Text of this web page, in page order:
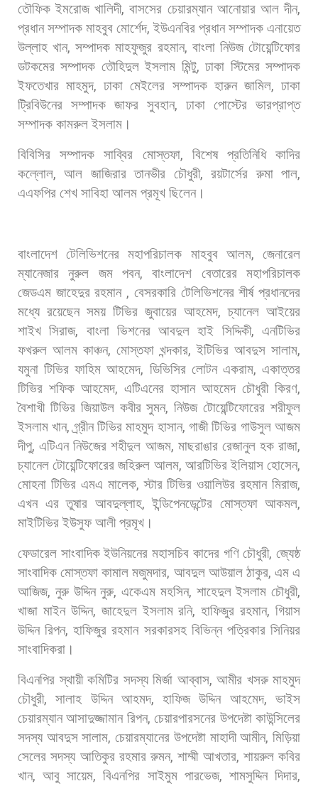
তৌফিক ইমরোজ খালিদী,বাসসের চেয়ারম্যান আনোয়ার আল দীন,
প্রধান সম্পাদক মাহবুব মোর্শেদ,ইউএনবির প্রধান সম্পাদক এনায়েত
উল্লাহ খান,সম্পাদক মাহফুজুর রহমান, বাংলা নিউজ টোয়েন্টিফোর
ডটকমের সম্পাদক তৌহিদুল ইসলাম মিন্টু,ঢাকা স্টিমের সম্পাদক
ইফতেখার মাহমুদ,ঢাকা মেইলের সম্পাদক হারুন জামিল,ঢাকা
ট্রিবিউনের সম্পাদক জাফর সুবহান, ঢাকা পোস্টের ভারপ্রাপ্ত
সম্পাদক কামরুল ইসলাম।
বিবিসির সম্পাদক সাব্বির মোস্তফা, বিশেষ প্রতিনিধি
কাদির
কল্লোল,আল জাজিরার তানভীর চৌধুরী,রয়টার্সের রুমা পাল,
এএফপির শেখ সাবিহা আলম প্রমূখ ছিলেন।
বাংলাদেশ টেলিভিশনের মহাপরিচালক মাহবুব আলম,জেনারেল
ম্যানেজার
নুরুল জম পবন,বাংলাদেশ বেতারের
মহাপরিচালক
জেডএম জাহেদুর রহমান, বেসরকারি টেলিভিশনের শীর্ষ প্রধানদের
মধ্যে রয়েছেন সময় টিভির জুবায়ের আহমেদ,চ্যানেল আইয়ের
শাইখ সিরাজ, বাংলা ভিশনের আবদুল হাই সিদ্দিকী,এনটিভির
ফখরুল আলম কাঞ্চন, মোস্তফা খন্দকার,ইটিভির আবদুস সালাম,
যমুনা টিভির ফাহিম আহমেদ, ডিভিসির লোটন একরাম,একাত্তর
টিভির শফিক আহমেদ, এটিএনের হাসান আহমেদ চৌধুরী কিরণ,
বৈশাখী টিভির জিয়াউল কবীর সুমন,নিউজ টোয়েন্টিফোরের শরীফুল
ইসলাম খান,গ্র্রীন টিভির মাহমুদ হাসান, গাজী টিভির গাউসুল আজম
দীপু,এটিএন নিউজের শহীদুল আজম, মাছরাঙার রেজানুল হক রাজা,
চ্যানেল টোয়েন্টিফোরের জহিরুল আলম, আরটিভির ইলিয়াস হোসেন,
মোহনা টিভির এমএ মালেক,স্টার টিভির ওয়ালিউর রহমান মিরাজ,
এখন এর তুষার আবদুল্লাহ,ইন্ডিপেনডেন্টের মোস্তফা আকমল,
মাইটিভির ইউসুফ আলী প্রমূখ।
ফেডারেল সাংবাদিক ইউনিয়নের মহাসচিব কাদের গণি চৌধুরী,জ্যেষ্ঠ
সাংবাদিক মোস্তফা কামাল মজুমদার, আবদুল আউয়াল ঠাকুর, এম এ
আজিজ, নুরু উদ্দিন নুরু, একেএম মহসিন, শাহেদুল ইসলাম চৌধুরী,
খাজা মাইন উদ্দিন, জাহেদুল ইসলাম রনি,হাফিজুর রহমান, গিয়াস
উদ্দিন রিপন,হাফিজুর রহমান সরকারসহ বিভিন্ন পত্রিকার সিনিয়র
সাংবাদিকরা।
বিএনপির স্থায়ী কমিটির সদস্য মির্জা আব্বাস, আমীর খসরু মাহমুদ
চৌধুরী,সালাহ উদ্দিন আহমদ,হাফিজ উদ্দিন আহমেদ,ভাইস
চেয়ারম্যান আসাদুজ্জামান রিপন,চেয়ারপারসনের উপদেষ্টা কাউন্সিলের
সদস্য আবদুস সালাম,চেয়ারম্যানের উপদেষ্টা মাহাদী আমীন,মিড়িয়া
সেলের সদস্য আতিকুর রহমার রুমন,শাম্মী আখতার, শায়রুল কবির
খান,আবু সায়েম,বিএনপির সাইমুম পারভেজ, শামসুদ্দিন দিদার,